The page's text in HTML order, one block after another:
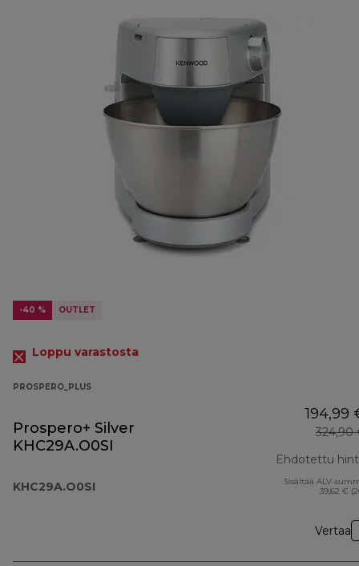
-40 % OUTLET
Loppu varastosta
PROSPERO_PLUS
Prospero+ Silver
KHC29A.O0SI
KHC29A.O0SI
194,99
324,90
Ehdotettu
Sisältää ALV-
39,62 €
Vertaa